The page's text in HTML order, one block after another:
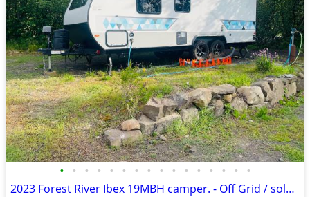
• • • • • • • • • • • • • • • •
2023 Forest River Ibex 19MBH camper. - Off Grid / solar - Bunks / sleeps 5 - lik